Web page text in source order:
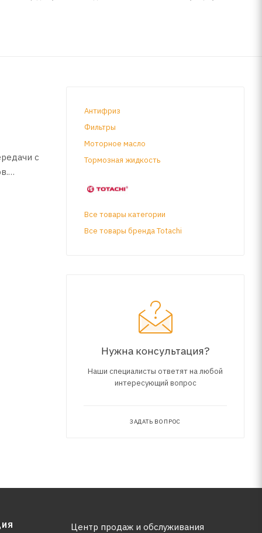
с
Антифриз
Фильтры
Моторное масло
Тормозная жидкость
Все товары категории
Все товары бренда Totachi
Нужна консультация?
Наши специалисты ответят на любой
интересующий вопрос
ЗАДАТЬ ВОПРОС
Центр продаж и обслуживания